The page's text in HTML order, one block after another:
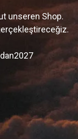
unseren Shop.
gerçekleştireceğiz.